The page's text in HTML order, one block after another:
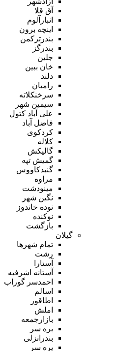
آق قلا
انبارآلوم
اینچه برون
بندرترکمن
بندرگز
جلین
خان ببین
دلند
رامیان
سرخنکلاته
سیمین شهر
علی آباد کتول
فاضل آباد
کردکوی
کلاله
گالیکش
گمیش تپه
گنبدکاووس
مراوه
مینودشت
نگین شهر
نوده خاندوز
نوکنده
بازگشت
گیلان
تمام شهر‌ها
رشت
آستارا
آستانه اشرفیه
احمدسر گوراب
اسالم
اطاقور
املش
بازارجمعه
بره سر
بندرانزلی
پره سر